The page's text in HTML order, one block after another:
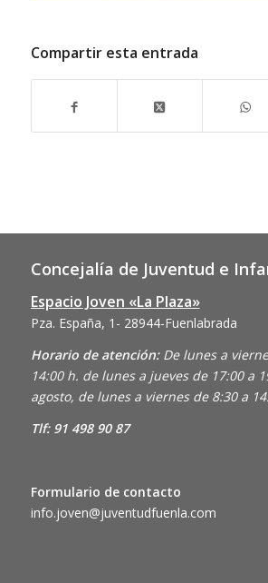
Compartir esta entrada
Concejalía de Juventud e
Espacio Joven «La Plaza»
Pza. España, 1- 28944-Fuenlabrada
Horario de atención: De lunes a
14:00 h. de lunes a jueves de 17:00 a
agosto, de lunes a viernes de 8:30 a
Tlf: 91 498 90 87
Formulario de contacto
info.joven@juventudfuenla.com